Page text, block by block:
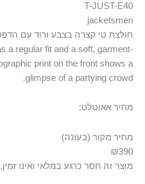
T-JUST-E40
jacketsmen
חולצת טי קצרה בצבע ורוד עם
a regular fit and a soft, garment-
print on the front shows a
glimpse of a partying crowd.
מחיר אאוטלט:
מחיר מקור (בעונה)
₪390
מוצר זה חסר כרגע במלאי ואינו זמין.